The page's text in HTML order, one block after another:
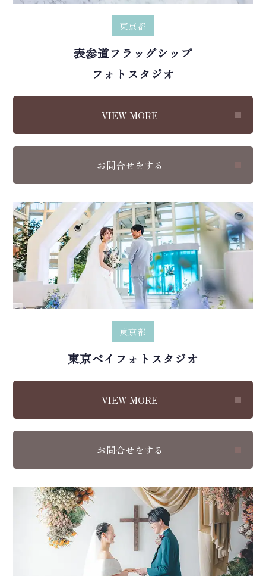
東京都
表参道フラッグシップ
フォトスタジオ
VIEW MORE
お問合せをする
東京都
東京ベイフォトスタジオ
VIEW MORE
お問合せをする